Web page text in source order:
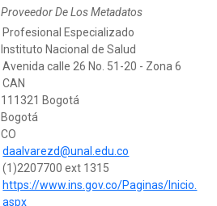
Proveedor De Los Metadatos
Profesional Especializado
Instituto Nacional de Salud
Avenida calle 26 No. 51-20 - Zona 6
CAN
111321 Bogotá
Bogotá
CO
daalvarezd@unal.edu.co
(1)2207700 ext 1315
https://www.ins.gov.co/Paginas/Inicio.
aspx